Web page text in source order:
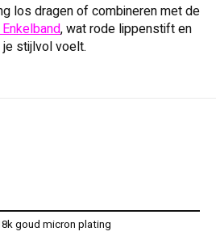
los dragen of combineren met de
, wat rode lippenstift en
stijlvol voelt.
goud micron plating